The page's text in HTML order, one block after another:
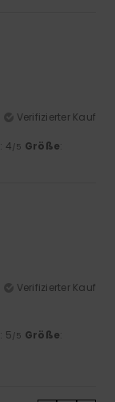
Verifizierter Kauf
: 4/5 Größe:
Verifizierter Kauf
: 5/5 Größe: